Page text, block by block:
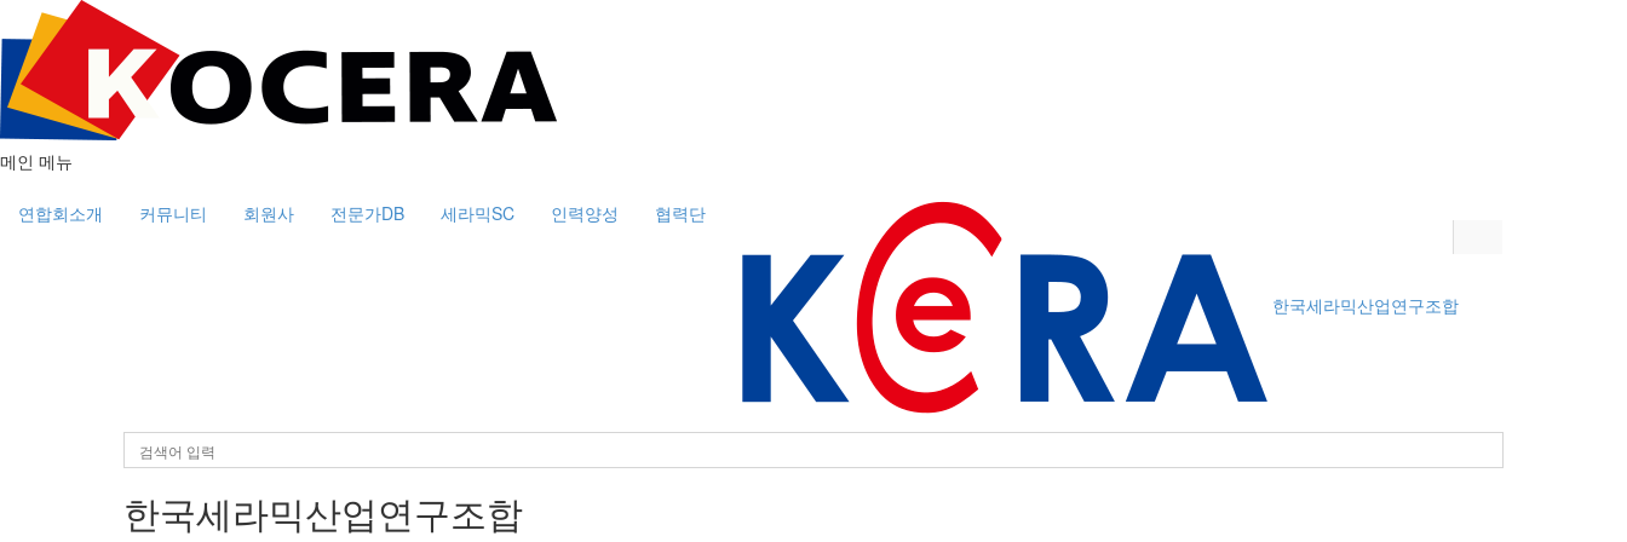
메인 메뉴
연합회소개 커뮤니티 회원사 전문가DB 세라믹SC 인력양성 협력단
한국세라믹산업연구조합
한국세라믹산업연구조합